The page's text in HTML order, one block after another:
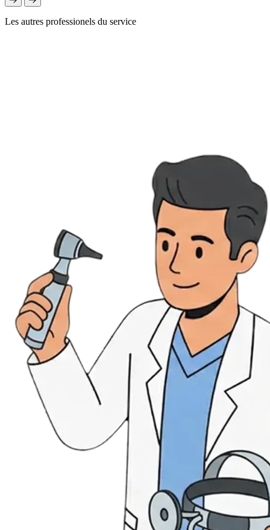
Les autres professionels du service